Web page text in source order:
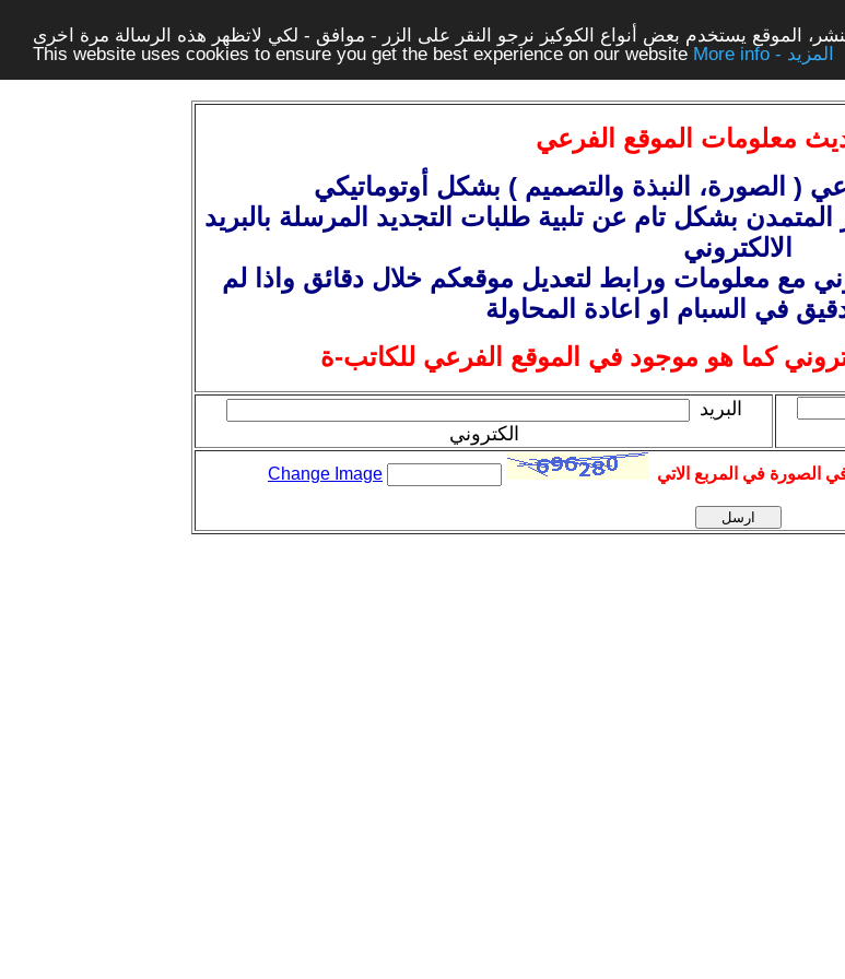
الموقع يستخدم بعض أنواع الكوكيز نرجو النقر على الزر - موافق - لكي لاتظهر هذه الرسالة مرة اخرى -
This website uses cookies to ensure you get the best experience on our website
More info - المزيد
معلومات الموقع الفرعي
( الصورة، النبذة والتصميم ) بشكل أوتوماتيكي
المتمدن بشكل تام عن تلبية طلبات التجديد المرسلة بالبريد
الالكتروني
مع معلومات ورابط لتعديل موقعكم خلال دقائق واذا لم
في السبام او اعادة المحاولة
كما هو موجود في الموقع الفرعي للكاتب-ة
الكتروني
Change Image الصورة في المربع الاتي